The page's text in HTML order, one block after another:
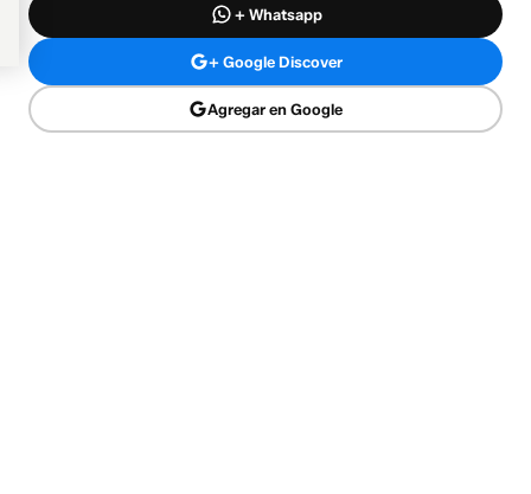
+ Whatsapp
+ Google Discover
Agregar en Google